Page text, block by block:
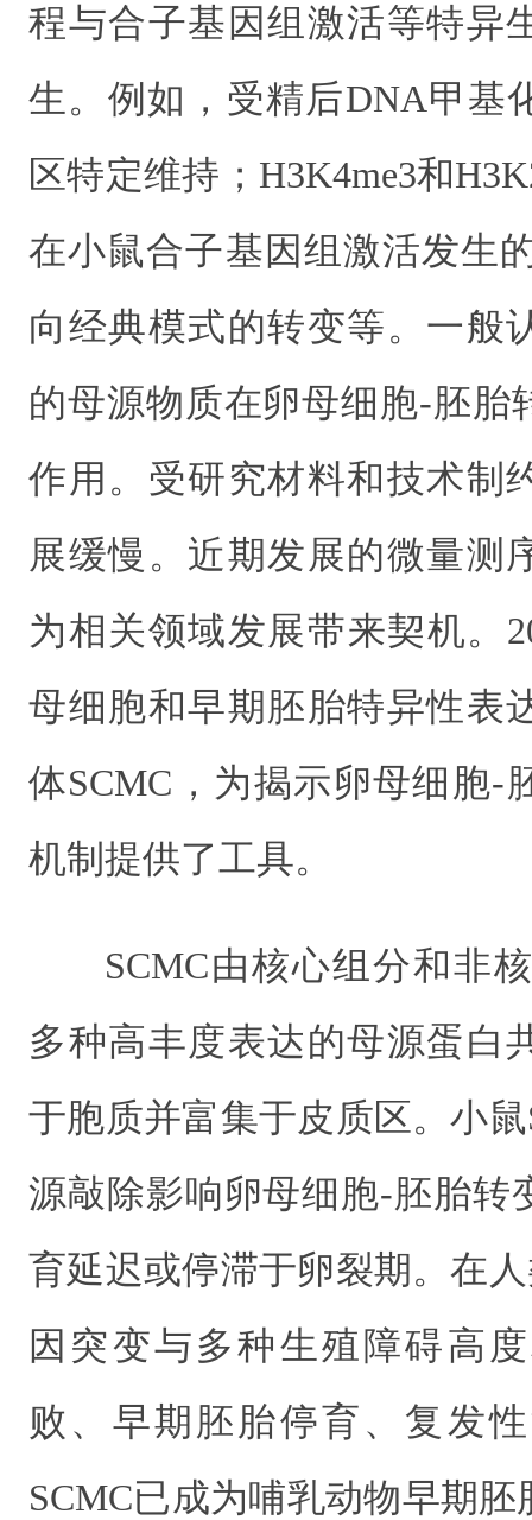
程与合子基因组激活等特异
生。例如，受精后DNA甲基
区特定维持；H3K4me3和
在小鼠合子基因组激活发生
向经典模式的转变等。一般
的母源物质在卵母细胞-胚胎
作用。受研究材料和技术制
展缓慢。近期发展的微量测
为相关领域发展带来契机。
母细胞和早期胚胎特异性表
体SCMC，为揭示卵母细胞-
机制提供了工具。
SCMC由核心组分和非
多种高丰度表达的母源蛋白
于胞质并富集于皮质区。小
源敲除影响卵母细胞-胚胎转
育延迟或停滞于卵裂期。在
因突变与多种生殖障碍高
败、早期胚胎停育、复发
SCMC已成为哺乳动物早期